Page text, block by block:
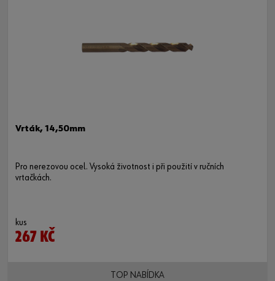
Vrták, 14,50mm
Pro nerezovou ocel. Vysoká životnost i při použití v ručních
vrtačkách.
kus
267 KČ
TOP NABÍDKA